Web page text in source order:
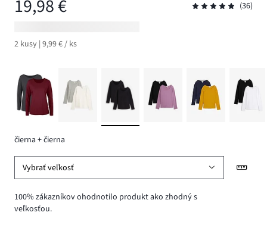
19,98 € (36)
2 kusy | 9,99 € / ks
čierna + čierna
Vybrať veľkosť
100% zákazníkov ohodnotilo produkt ako zhodný s
veľkosťou.